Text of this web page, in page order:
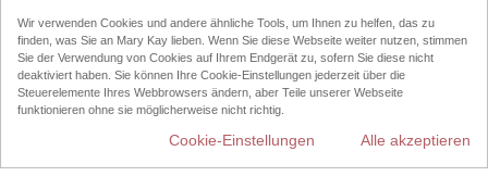
Cookies verwalten Impressum Kontakt
Online-Kataloge
Online Agreement
Nutzungsbedingungen Datenschutzrichtlinien
InTouch Schönheits-Consultant finden
Wir verwenden Cookies und andere ähnliche Tools, um Ihnen zu helfen, das zu
finden, was Sie an Mary Kay lieben. Wenn Sie diese Webseite weiter nutzen, stimmen
Sie der Verwendung von Cookies auf Ihrem Endgerät zu, sofern Sie diese nicht
deaktiviert haben. Sie können Ihre Cookie-Einstellungen jederzeit über die
Steuerelemente Ihres Webbrowsers ändern, aber Teile unserer Webseite
funktionieren ohne sie möglicherweise nicht richtig.
Alle akzeptieren
Cookie-Einstellungen